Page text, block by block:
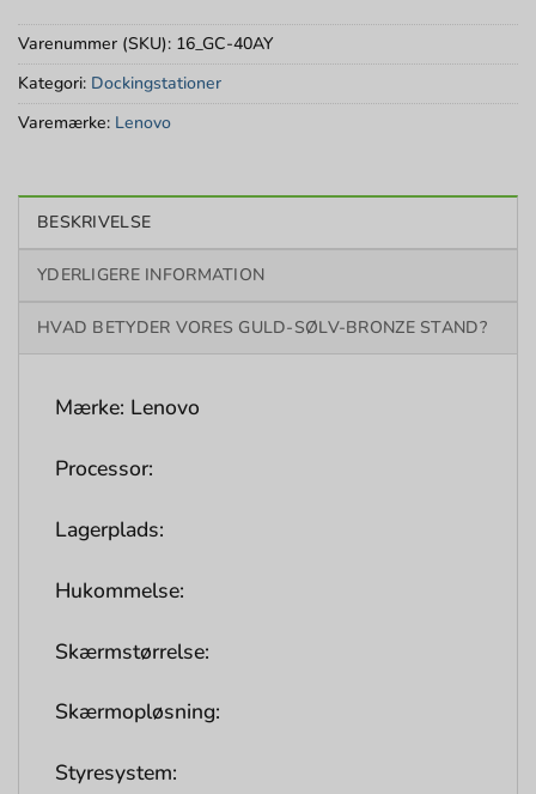
Varenummer (SKU): 16_GC-40AY
Kategori: Dockingstationer
Varemærke: Lenovo
BESKRIVELSE
YDERLIGERE INFORMATION
HVAD BETYDER VORES GULD-SØLV-BRONZE STAND?
Mærke: Lenovo
Processor:
Lagerplads:
Hukommelse:
Skærmstørrelse:
Skærmopløsning:
Styresystem: